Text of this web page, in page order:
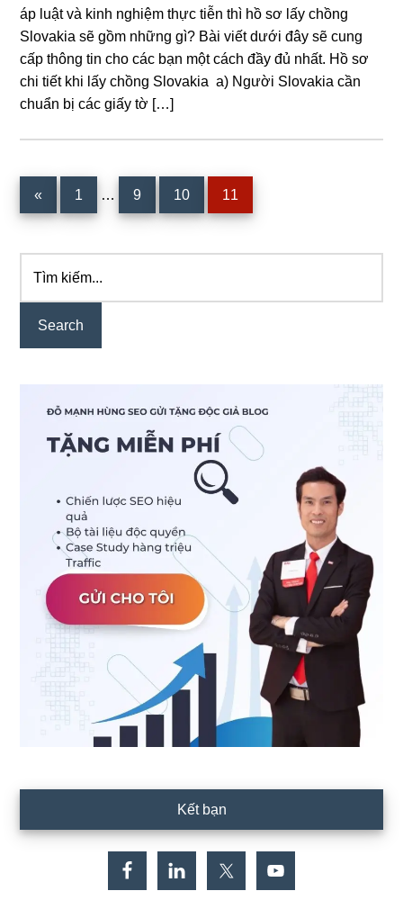
áp luật và kinh nghiệm thực tiễn thì hồ sơ lấy chồng
Slovakia sẽ gồm những gì? Bài viết dưới đây sẽ cung
cấp thông tin cho các bạn một cách đầy đủ nhất. Hồ sơ
chi tiết khi lấy chồng Slovakia a) Người Slovakia cần
chuẩn bị các giấy tờ […]
« Page
1
Interim
… Page
9 Page
10 Page
11
Primary
Sidebar
kiếm...
Kết bạn